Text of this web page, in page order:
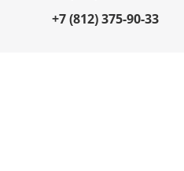
+7 (812) 375-90-33